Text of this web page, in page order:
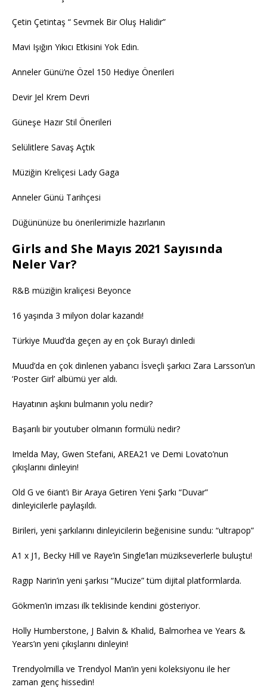
Çetin Çetintaş “ Sevmek Bir Oluş Halidir”
Mavi Işığın Yıkıcı Etkisini Yok Edin.
Anneler Günü’ne Özel 150 Hediye Önerileri
Devir Jel Krem Devri
Güneşe Hazır Stil Önerileri
Selülitlere Savaş Açtık
Müziğin Kreliçesi Lady Gaga
Anneler Günü Tarihçesi
Düğününüze bu önerilerimizle hazırlanın
Girls and She Mayıs 2021 Sayısında
Neler Var?
R&B müziğin kraliçesi Beyonce
16 yaşında 3 milyon dolar kazandı!
Türkiye Muud’da geçen ay en çok Buray’ı dinledi
Muud’da en çok dinlenen yabancı İsveçli şarkıcı Zara Larsson’un
‘Poster Girl’ albümü yer aldı.
Hayatının aşkını bulmanın yolu nedir?
Başarılı bir youtuber olmanın formülü nedir?
Imelda May, Gwen Stefani, AREA21 ve Demi Lovato’nun
çıkışlarını dinleyin!
Old G ve 6iant’ı Bir Araya Getiren Yeni Şarkı “Duvar”
dinleyicilerle paylaşıldı.
Birileri, yeni şarkılarını dinleyicilerin beğenisine sundu: “ultrapop”
A1 x J1, Becky Hill ve Raye’in Single’ları müzikseverlerle buluştu!
Ragıp Narin’in yeni şarkısı “Mucize” tüm dijital platformlarda.
Gökmen’in imzası ilk teklisinde kendini gösteriyor.
Holly Humberstone, J Balvin & Khalid, Balmorhea ve Years &
Years’ın yeni çıkışlarını dinleyin!
Trendyolmilla ve Trendyol Man’in yeni koleksiyonu ile her
zaman genç hissedin!